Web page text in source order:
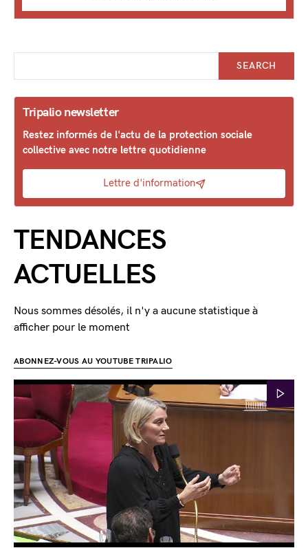
SEARCH
Tripalio newsletter
Restez informés de l'actu de la protection sociale
collective avec notre lettre quotidienne
Lettre d'information
TENDANCES
ACTUELLES
Nous sommes désolés, il n'y a aucune statistique à
afficher pour le moment
ABONNEZ-VOUS AU YOUTUBE TRIPALIO